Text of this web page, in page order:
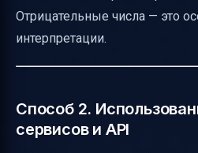
Отрицательные числа — это
интерпретации.
Способ 2.
сервисов и API